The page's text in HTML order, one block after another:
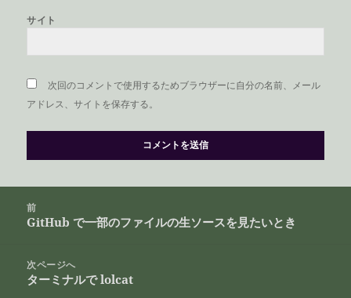
サイト
次回のコメントで使用するためブラウザーに自分の名前、メール
アドレス、サイトを保存する。
前
前
投
稿:
GitHub で一部のファイルの生ソースを見たいとき
次ページへ
次
ターミナルで lolcat